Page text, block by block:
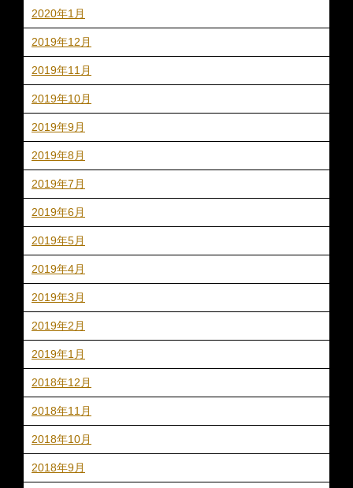
2020年1月
2019年12月
2019年11月
2019年10月
2019年9月
2019年8月
2019年7月
2019年6月
2019年5月
2019年4月
2019年3月
2019年2月
2019年1月
2018年12月
2018年11月
2018年10月
2018年9月